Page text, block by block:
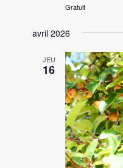
Gratuit
avril 2026
JEU
16